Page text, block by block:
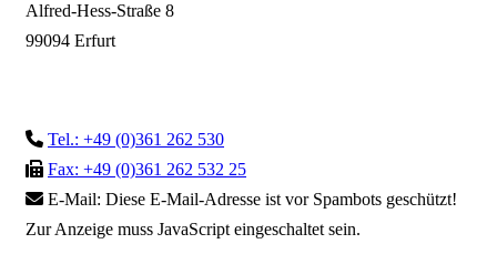
Alfred-Hess-Straße 8
99094 Erfurt
Tel.: +49 (0)361 262 530
Fax: +49 (0)361 262 532 25
E-Mail: Diese E-Mail-Adresse ist vor Spambots geschützt!
Zur Anzeige muss JavaScript eingeschaltet sein.